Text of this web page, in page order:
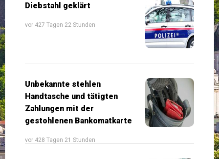
Diebstahl geklärt
vor 427 Tagen 22 Stunden
Unbekannte stehlen
Handtasche und tätigten
Zahlungen mit der
gestohlenen Bankomatkarte
vor 428 Tagen 21 Stunden